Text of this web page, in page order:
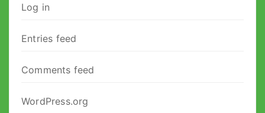
Log in
Entries feed
Comments feed
WordPress.org